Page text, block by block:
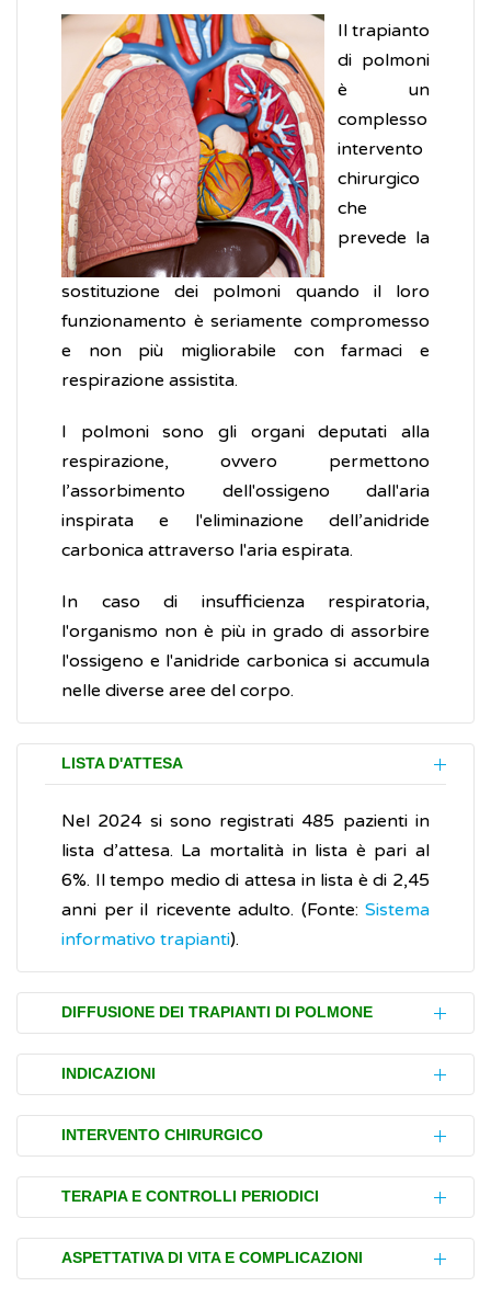
Il trapianto
di polmoni
è un
complesso
intervento
chirurgico
che
prevede la
sostituzione dei polmoni quando il loro
funzionamento è seriamente compromesso
e non più migliorabile con farmaci e
respirazione assistita.
I polmoni sono gli organi deputati alla
respirazione, ovvero permettono
l’assorbimento dell'ossigeno dall'aria
inspirata e l'eliminazione dell’anidride
carbonica attraverso l'aria espirata.
In caso di insufficienza respiratoria,
l'organismo non è più in grado di assorbire
l'ossigeno e l'anidride carbonica si accumula
nelle diverse aree del corpo.
LISTA D'ATTESA
Nel 2024 si sono registrati 485 pazienti in
lista d’attesa. La mortalità in lista è pari al
6%. Il tempo medio di attesa in lista è di 2,45
anni per il ricevente adulto. (Fonte: Sistema
informativo trapianti).
DIFFUSIONE DEI TRAPIANTI DI POLMONE
Ogni anno, nel mondo, sono effettuati circa
4500 trapianti di polmone, in Europa circa
2000, in Italia poco più di 100.
Tali cifre limitate dipendono dallo scarso
fattori clinici e, in particolare, dell'aumento
dell'età media dei potenzialidonatori
INDICAZIONI
Le malattie che possono portare al
trapianto di polmoni sono la fibrosi
polmonare (sia cisticache idiopatica),
l'enfisemapolmonare, la
broncopneumopatia cronica ostruttiva
l'ipertensione polmonare primitiva e
INTERVENTO CHIRURGICO
I polmoni provengono da persone in cui è
stata accertata lamorte cerebraleo, più
raramente, la morte cardiaca. È possibile, in
alcune situazioni, utilizzare parti di polmoni
TERAPIA E CONTROLLI PERIODICI
Fin dalle prime ore dal trapianto, per
prevenire gli episodi dirigetto, viene
ASPETTATIVA DI VITA E COMPLICAZIONI